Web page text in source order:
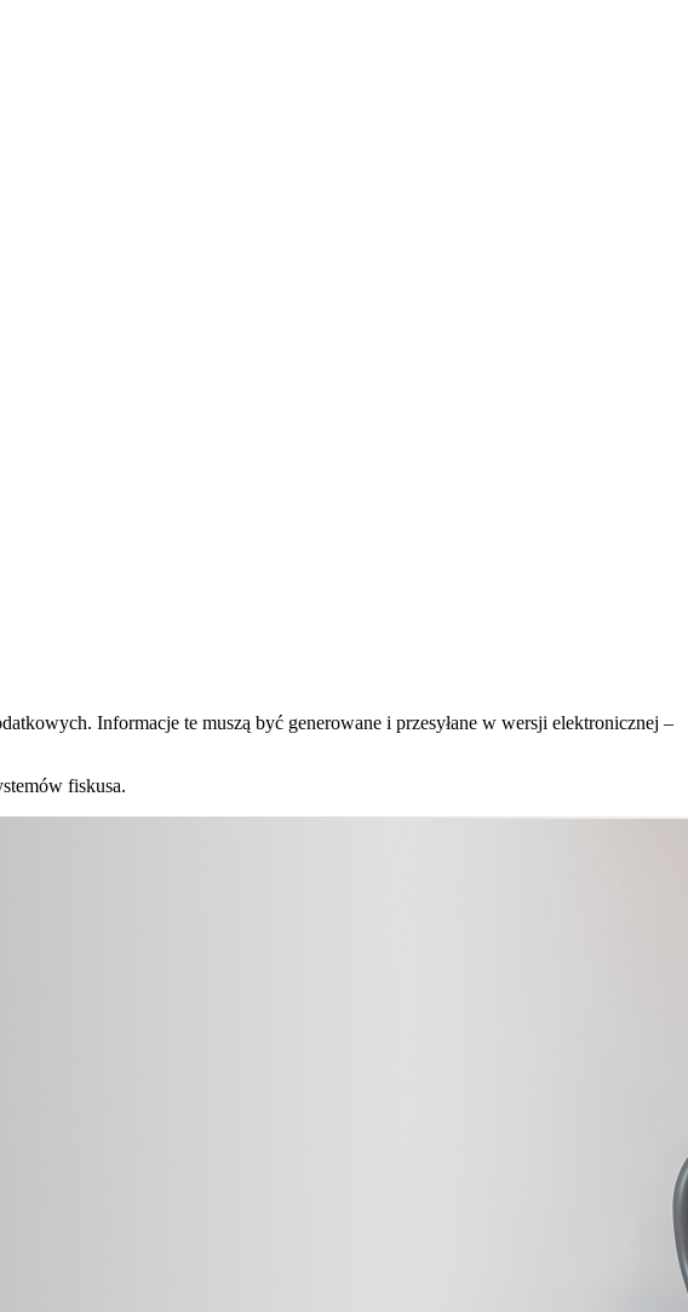
Informacje te muszą być generowane i przesyłane w wersji elektronicznej –
fiskusa.